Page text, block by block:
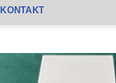
KONTAKT